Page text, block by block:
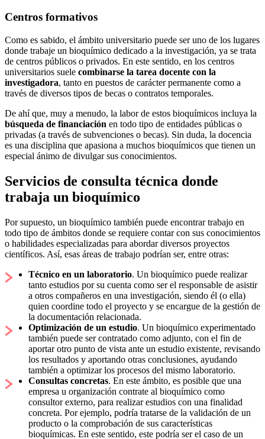
Centros formativos
Como es sabido, el ámbito universitario puede ser uno de los lugares
donde trabaje un bioquímico dedicado a la investigación, ya se trata
de centros públicos o privados. En este sentido, en los centros
universitarios suele combinarse la tarea docente con la
investigadora, tanto en puestos de carácter permanente como a
través de diversos tipos de becas o contratos temporales.
De ahí que, muy a menudo, la labor de estos bioquímicos incluya la
búsqueda de financiación en todo tipo de entidades públicas o
privadas (a través de subvenciones o becas). Sin duda, la docencia
es una disciplina que apasiona a muchos bioquímicos que tienen un
especial ánimo de divulgar sus conocimientos.
Servicios de consulta técnica donde
trabaja un bioquímico
Por supuesto, un bioquímico también puede encontrar trabajo en
todo tipo de ámbitos donde se requiere contar con sus conocimientos
o habilidades especializadas para abordar diversos proyectos
científicos. Así, esas áreas de trabajo podrían ser, entre otras:
Técnico en un laboratorio. Un bioquímico puede realizar
tanto estudios por su cuenta como ser el responsable de asistir
a otros compañeros en una investigación, siendo él (o ella)
quien coordine todo el proyecto y se encargue de la gestión de
la documentación relacionada.
Optimización de un estudio. Un bioquímico experimentado
también puede ser contratado como adjunto, con el fin de
aportar otro punto de vista ante un estudio existente, revisando
los resultados y aportando otras conclusiones, ayudando
también a optimizar los procesos del mismo laboratorio.
Consultas concretas. En este ámbito, es posible que una
empresa u organización contrate al bioquímico como
consultor externo, para realizar estudios con una finalidad
concreta. Por ejemplo, podría tratarse de la validación de un
producto o la comprobación de sus características
bioquímicas. En este sentido, este podría ser el caso de un